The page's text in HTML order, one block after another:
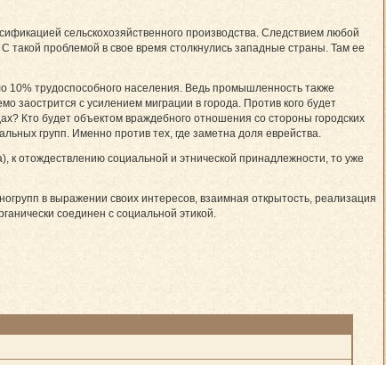
сельскохозяйственного производства. Следствием любой
такой проблемой в свое время столкнулись западные страны. Там ее
10% трудоспособного населения. Ведь промышленность также
с усилением миграции в города. Против кого будет
Кто будет объектом враж­дебного отношения со стороны городских
групп. Именно против тех, где заметна доля еврейства.
к отождествлению социальной и этнической принадлежности, то уже
в выражении своих интересов, взаимная открытость, реализация
соединен с социальной этикой.